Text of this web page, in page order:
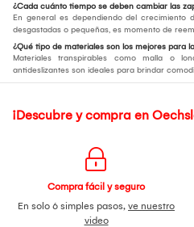
¿Cada cuánto tiempo se deben cambiar las
En general es dependiendo del crecimiento
desgastadas o pequeñas, es momento de
¿Qué tipo de materiales son los mejores para
Materiales transpirables como malla o
antideslizantes son ideales para brindar
¡Descubre y compra en
Compra fácil y seguro
En solo 6 simples pasos, ve nuestro
video